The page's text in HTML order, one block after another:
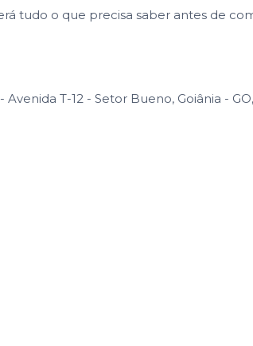
tudo o que precisa saber antes de
Avenida T-12 - Setor Bueno, Goiânia -